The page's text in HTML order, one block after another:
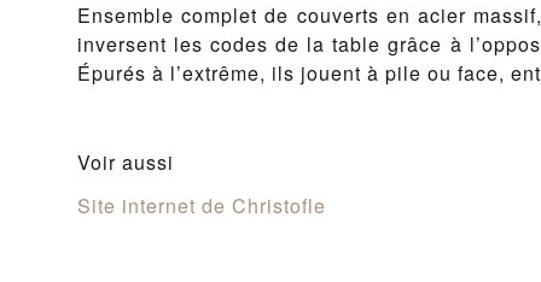
Ensemble com­plet de cou­verts en aci­er
in­versent les codes de la table grâce à
Épurés à l’extrême, ils jouent à pile ou face,
Voir aussi
Site internet de Christofle